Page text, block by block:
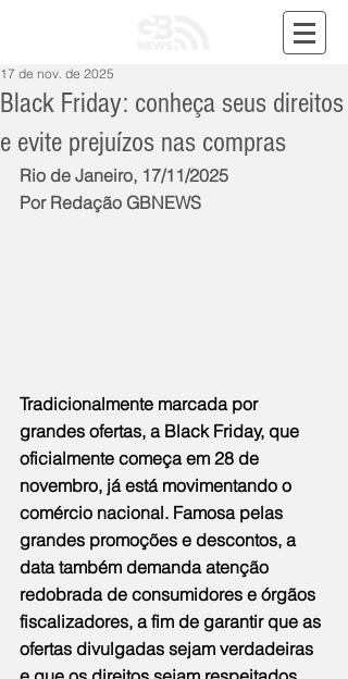
Black Friday: conheça seus direitos
e evite prejuízos nas compras
17 de nov. de 2025
Rio de Janeiro, 17/11/2025
Por Redação GBNEWS
Tradicionalmente marcada por
grandes ofertas, a Black Friday, que
oficialmente começa em 28 de
novembro, já está movimentando o
comércio nacional. Famosa pelas
grandes promoções e descontos, a
data também demanda atenção
redobrada de consumidores e órgãos
fiscalizadores, a fim de garantir que as
ofertas divulgadas sejam verdadeiras